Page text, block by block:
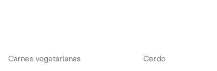
Carnes vegetarianas Cerdo